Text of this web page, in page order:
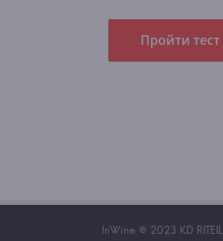
Пройти тест
InWine © 2023 KD